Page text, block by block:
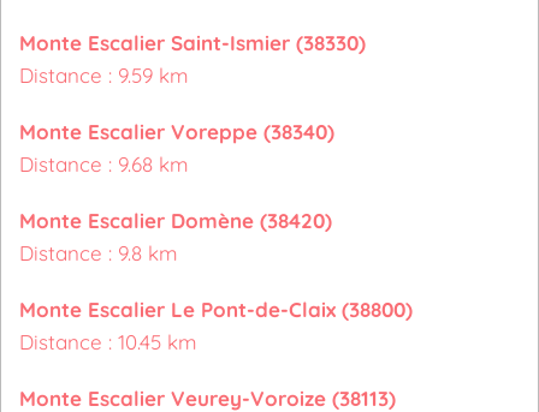
Monte Escalier Saint-Ismier (38330)
Distance : 9.59 km
Monte Escalier Voreppe (38340)
Distance : 9.68 km
Monte Escalier Domène (38420)
Distance : 9.8 km
Monte Escalier Le Pont-de-Claix (38800)
Distance : 10.45 km
Monte Escalier Veurey-Voroize (38113)